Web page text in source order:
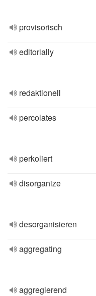
provisorisch
editorially
redaktionell
percolates
perkoliert
disorganize
desorganisieren
aggregating
aggregierend